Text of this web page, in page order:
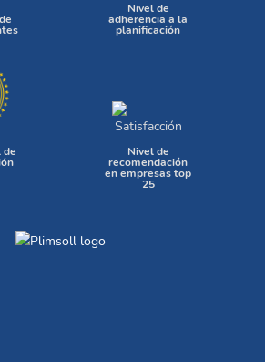
Nivel de
adherencia a la
planificación
de Nivel de
recomendación
en empresas top
25